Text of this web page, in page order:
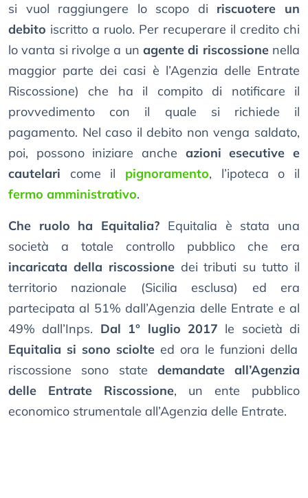
si vuol raggiungere lo scopo di riscuotere un
debito iscritto a ruolo. Per recuperare il credito chi
lo vanta si rivolge a un agente di riscossionenella
maggior parte dei casi è l’Agenzia delle Entrate
Riscossione) che ha il compito di notificare il
provvedimento con il quale si richiede il
pagamento. Nel caso il debito non venga saldato,
poi, possono iniziare anche azioni esecutive e
cautelari come il pignoramento, l’ipoteca o il
fermo amministrativo.
Che ruolo ha Equitalia? Equitalia è stata una
società a totale controllo pubblico che era
incaricata della riscossionedei tributi su tutto il
territorio nazionale (Sicilia esclusa) ed era
partecipata al 51% dall’Agenzia delle Entrate e al
49% dall’Inps. Dal 1° luglio 2017 le società di
Equitalia si sono sciolte ed ora le funzioni della
riscossione sono state demandate all’Agenzia
delle Entrate Riscossione, un ente pubblico
economico strumentale all’Agenzia delle Entrate.